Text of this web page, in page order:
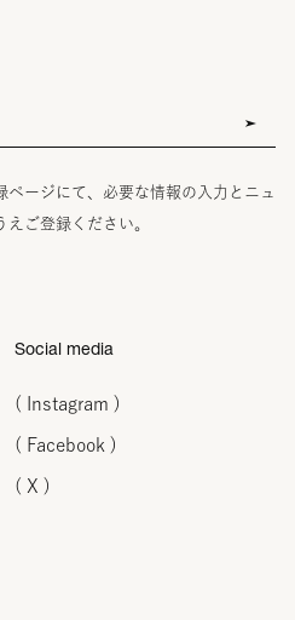
ージにて、必要な情報の入力とニュ
ご登録ください。
Social media
( Instagram )
( Facebook )
( X )